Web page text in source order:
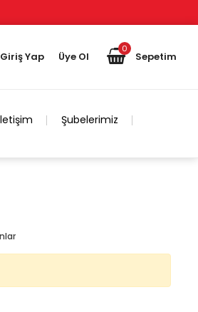
Giriş Yap Üye Ol
0
Sepetim
Şubelerimiz